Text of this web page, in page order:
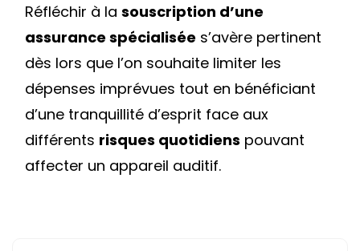
Réfléchir à la souscription d’une
assurance spécialisée s’avère pertinent
dès lors que l’on souhaite limiter les
dépenses imprévues tout en bénéficiant
d’une tranquillité d’esprit face aux
différents risques quotidiens pouvant
affecter un appareil auditif.